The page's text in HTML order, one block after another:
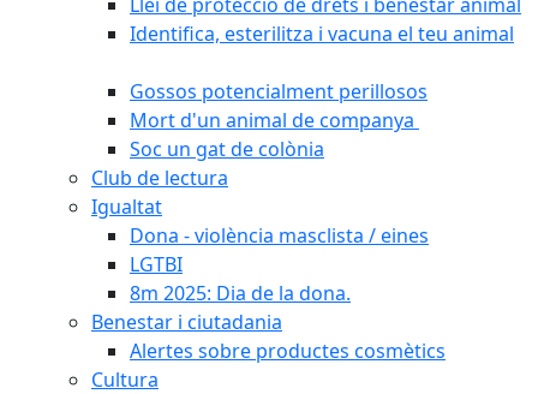
Identifica, esterilitza i vacuna el teu animal
Gossos potencialment perillosos
Mort d'un animal de companya
Soc un gat de colònia
Club de lectura
Igualtat
Dona - violència masclista / eines
LGTBI
8m 2025: Dia de la dona.
Benestar i ciutadania
Alertes sobre productes cosmètics
Cultura